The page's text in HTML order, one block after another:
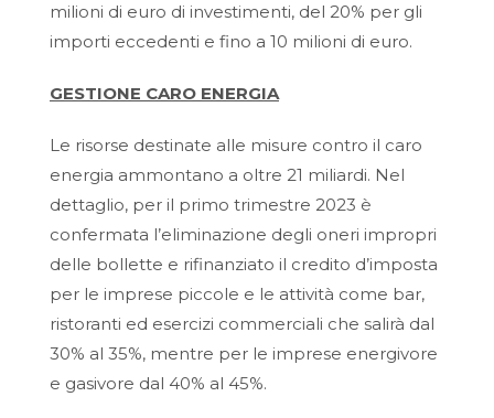
milioni di euro di investimenti, del 20% per gli
importi eccedenti e fino a 10 milioni di euro.
GESTIONE CARO ENERGIA
Le risorse destinate alle misure contro il caro
energia ammontano a oltre 21 miliardi. Nel
dettaglio, per il primo trimestre 2023 è
confermata l’eliminazione degli oneri impropri
delle bollette e rifinanziato il credito d’imposta
per le imprese piccole e le attività come bar,
ristoranti ed esercizi commerciali che salirà dal
30% al 35%, mentre per le imprese energivore
e gasivore dal 40% al 45%.